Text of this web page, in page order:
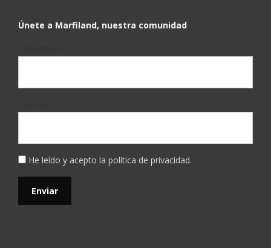
Únete a Marfiland, nuestra comunidad
He leído y acepto la política de privacidad.